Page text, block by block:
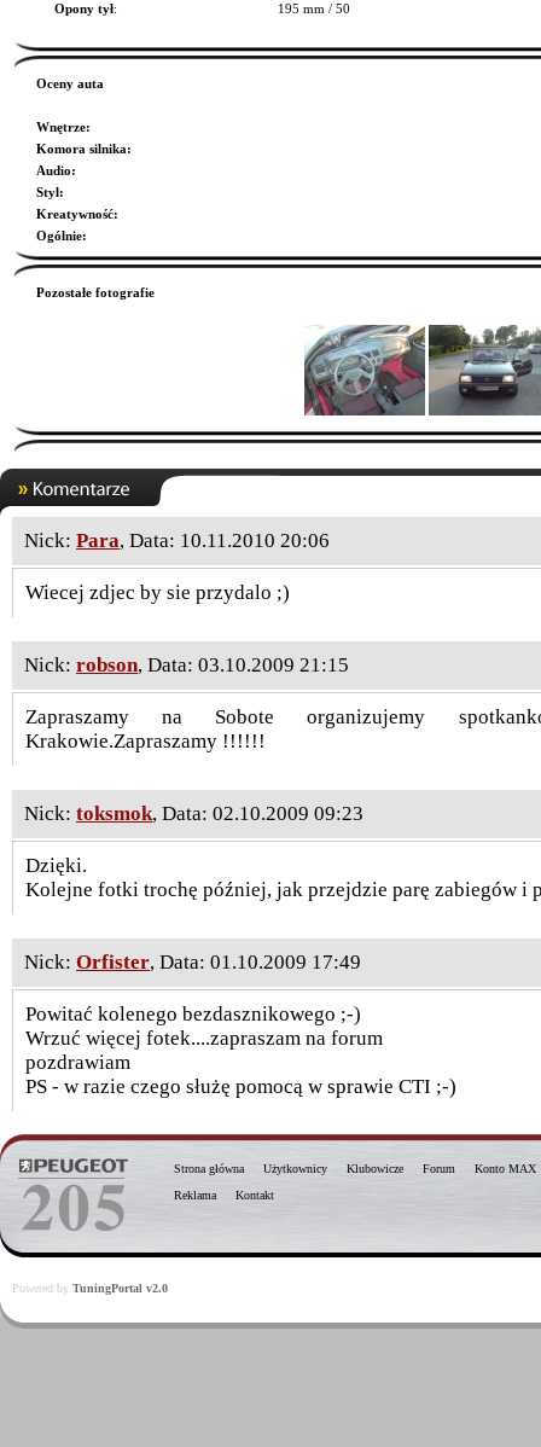
Opony tył: 195 mm / 50
Oceny auta
Wnętrze:
Komora silnika:
Audio:
Styl:
Kreatywność:
Ogólnie:
Pozostałe fotografie
Nick: Para, Data: 10.11.2010 20:06
Wiecej zdjec by sie przydalo ;)
Nick: robson, Data: 03.10.2009 21:15
Zapraszamy na Sobote organizujemy
Krakowie.Zapraszamy !!!!!!
Nick: toksmok, Data: 02.10.2009 09:23
Dzięki.
Kolejne fotki trochę później, jak przejdzie parę zabiegów i
Nick: Orfister, Data: 01.10.2009 17:49
Powitać kolenego bezdasznikowego ;-)
Wrzuć więcej fotek....zapraszam na forum
pozdrawiam
PS - w razie czego służę pomocą w sprawie CTI ;-)
Strona główna Użytkownicy Klubowicze Forum
Konto MAX
Reklama
Kontakt
Powered by TuningPortal v2.0